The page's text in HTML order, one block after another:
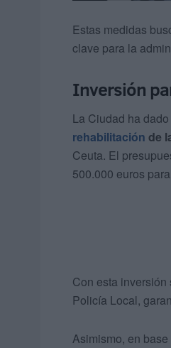
Estas medidas
clave para la
Inversión
La Ciudad ha
rehabilitación de
Ceuta. El
500.000 euros
Con esta
Policía Local,
Asimismo, en